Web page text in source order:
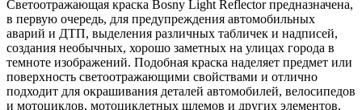
Светоотражающая краска Bosny Light Reflector предназначена,
в первую очередь, для предупреждения автомобильных
аварий и ДТП, выделения различных табличек и надписей,
создания необычных, хорошо заметных на улицах города в
темноте изображений. Подобная краска наделяет предмет или
поверхность светоотражающими свойствами и отлично
подходит для окрашивания деталей автомобилей, велосипедов
и мотоциклов, мотоциклетных шлемов и других элементов,